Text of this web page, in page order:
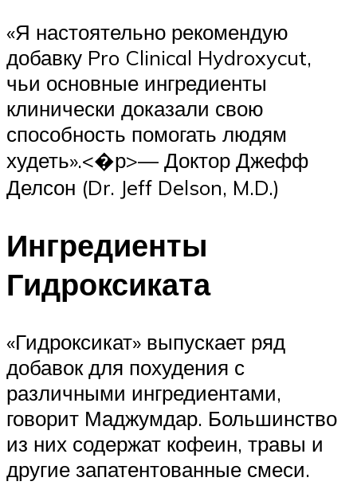
«Я настоятельно рекомендую
добавку Pro Clinical Hydroxycut,
чьи основные ингредиенты
клинически доказали свою
способность помогать людям
худеть».<�р>— Доктор Джефф
Делсон (Dr. Jeff Delson, M.D.)
Ингредиенты
Гидроксиката
«Гидроксикат» выпускает ряд
добавок для похудения с
различными ингредиентами,
говорит Маджумдар. Большинство
из них содержат кофеин, травы и
другие запатентованные смеси.